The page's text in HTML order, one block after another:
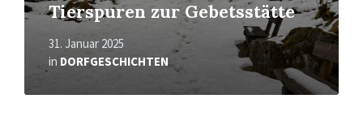
Tierspuren zur Gebetsstätte
31. Januar 2025
in DORFGESCHICHTEN